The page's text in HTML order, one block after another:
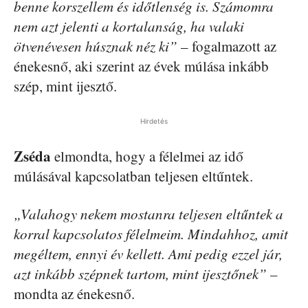
benne korszellem és időtlenség is. Számomra
nem azt jelenti a kortalanság, ha valaki
ötvenévesen húsznak néz ki” – fogalmazott az
énekesnő, aki szerint az évek múlása inkább
szép, mint ijesztő.
Hirdetés
Zséda elmondta, hogy a félelmei az idő
múlásával kapcsolatban teljesen eltűntek.
„Valahogy nekem mostanra teljesen eltűntek a
korral kapcsolatos félelmeim. Mindahhoz, amit
megéltem, ennyi év kellett. Ami pedig ezzel jár,
azt inkább szépnek tartom, mint ijesztőnek” –
mondta az énekesnő.